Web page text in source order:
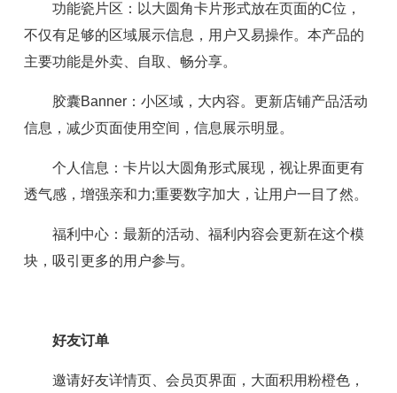
功能瓷片区：以大圆角卡片形式放在页面的C位，
不仅有足够的区域展示信息，用户又易操作。本产品的
主要功能是外卖、自取、畅分享。
胶囊Banner：小区域，大内容。更新店铺产品活动
信息，减少页面使用空间，信息展示明显。
个人信息：卡片以大圆角形式展现，视让界面更有
透气感，增强亲和力;重要数字加大，让用户一目了然。
福利中心：最新的活动、福利内容会更新在这个模
块，吸引更多的用户参与。
好友订单
邀请好友详情页、会员页界面，大面积用粉橙色，